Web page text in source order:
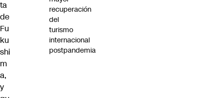
ta
de
Fu
ku
shi
m
a,
y
recuperación
del
turismo
internacional
postpandemia